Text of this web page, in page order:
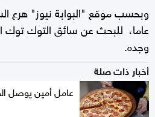
عاما، للبحث عن سائق التوك توك
وجده.
أخبار ذات صلة
عامل أمين يوصل